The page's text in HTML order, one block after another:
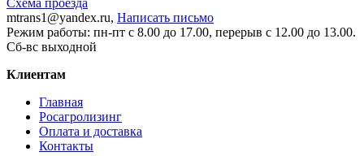
Схема проезда
mtrans1@yandex.ru, Написать письмо
Режим работы: пн-пт с 8.00 до 17.00, перерыв с 12.00 до 13.00.
Сб-вс выходной
Клиентам
Главная
Росагролизинг
Оплата и доставка
Контакты